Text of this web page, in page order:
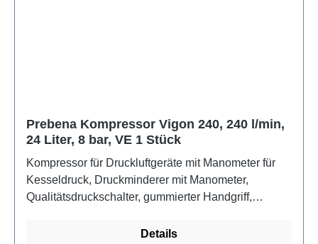
Prebena Kompressor Vigon 240, 240 l/min,
24 Liter, 8 bar, VE 1 Stück
Kompressor für Druckluftgeräte mit Manometer für
Kesseldruck, Druckminderer mit Manometer,
Qualitätsdruckschalter, gummierter Handgriff,
Drehzahl 2850 U/min., Ansaugleistung 240 l/min. |
Details